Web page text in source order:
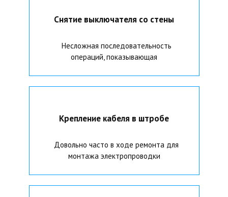
Снятие выключателя со стены
Несложная последовательность
операций, показывающая
Крепление кабеля в штробе
Довольно часто в ходе ремонта для
монтажа электропроводки